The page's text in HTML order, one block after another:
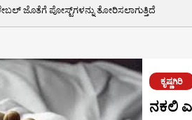
ಜೊತೆಗೆ ಪೋಸ್ಟ್‌ಗಳನ್ನು ತೋರಿಸಲಾಗುತ್ತಿದೆ
ಕೃಷ್ಣಗಿರಿ
ನಕಲಿ